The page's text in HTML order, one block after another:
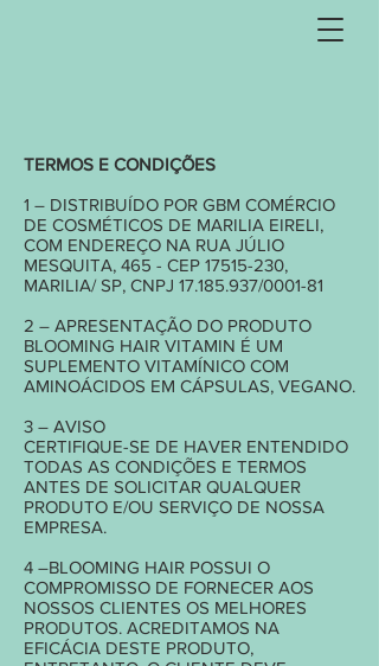
TERMOS E CONDIÇÕES
1 – DISTRIBUÍDO POR GBM COMÉRCIO
DE COSMÉTICOS DE MARILIA EIRELI,
COM ENDEREÇO NA RUA JÚLIO
MESQUITA, 465 - CEP 17515-230,
MARILIA/ SP, CNPJ 17.185.937/0001-81
2 – APRESENTAÇÃO DO PRODUTO
BLOOMING HAIR VITAMIN É UM
SUPLEMENTO VITAMÍNICO COM
AMINOÁCIDOS EM CÁPSULAS, VEGANO.
3 – AVISO
CERTIFIQUE-SE DE HAVER ENTENDIDO
TODAS AS CONDIÇÕES E TERMOS
ANTES DE SOLICITAR QUALQUER
PRODUTO E/OU SERVIÇO DE NOSSA
EMPRESA.
4 –BLOOMING HAIR POSSUI O
COMPROMISSO DE FORNECER AOS
NOSSOS CLIENTES OS MELHORES
PRODUTOS. ACREDITAMOS NA
EFICÁCIA DESTE PRODUTO,